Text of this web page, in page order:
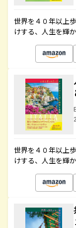
世界を４０年以上
けする、人生を輝
世界を４０年以上
けする、人生を輝